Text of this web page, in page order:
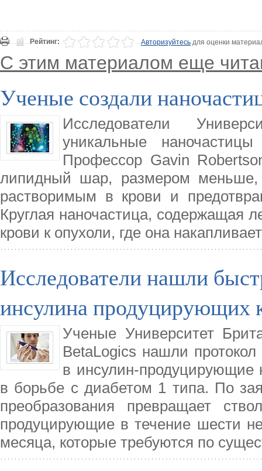
Рейтинг: Авторизуйтесьдля оценки
С этим материалом еще
Ученые создали
Исследователи
уникальные
Профессор Gavin
липидный шар, размером
растворимым в крови и
Круглая наночастица, содержащая
крови к опухоли, где она
Исследователи нашли
инсулина продуцирующих
Ученые Университет
BetaLogics нашли
в инсулин-
в борьбе с диабетом 1 типа. По
преобразования превращает
продуцирующие в течение шести
месяца, которые требуются по